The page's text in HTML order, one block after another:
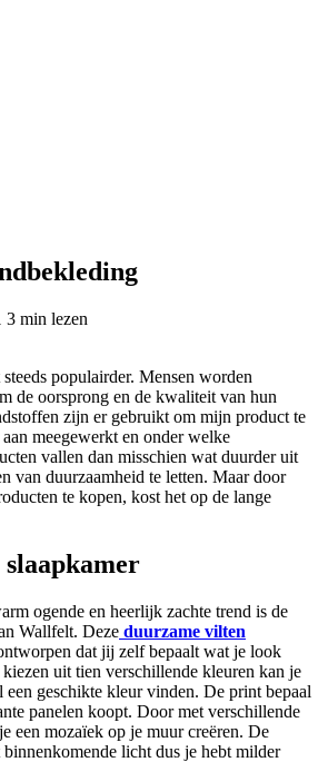
3 min lezen
populairder. Mensen worden
de oorsprong en de kwaliteit van hun
zijn er gebruikt om mijn product te
meegewerkt en onder welke
vallen dan misschien wat duurder uit
van duurzaamheid te letten. Maar door
te kopen, kost het op de lange
ogende en heerlijk zachte trend is de
Wallfelt. Deze duurzame vilten
dat jij zelf bepaalt wat je look
uit tien verschillende kleuren kan je
geschikte kleur vinden. De print bepaal
panelen koopt. Door met verschillende
een mozaïek op je muur creëren. De
binnenkomende licht dus je hebt milder